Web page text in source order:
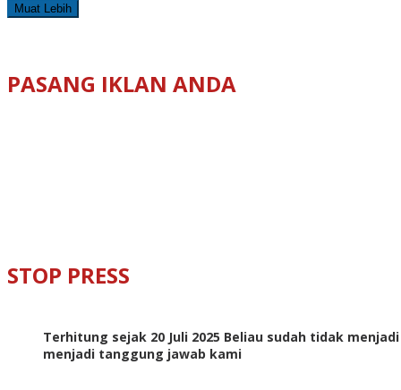
Muat Lebih
PASANG IKLAN ANDA
STOP PRESS
Terhitung sejak 20 Juli 2025 Beliau sudah tidak
menjadi tanggung jawab kami